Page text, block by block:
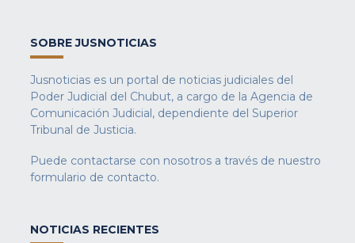
SOBRE JUSNOTICIAS
Jusnoticias es un portal de noticias judiciales del
Poder Judicial del Chubut, a cargo de la Agencia de
Comunicación Judicial, dependiente del Superior
Tribunal de Justicia.
Puede contactarse con nosotros a través de nuestro
formulario de contacto.
NOTICIAS RECIENTES